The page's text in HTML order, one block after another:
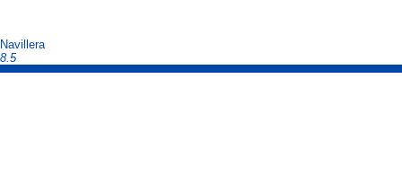
Navillera
8.5